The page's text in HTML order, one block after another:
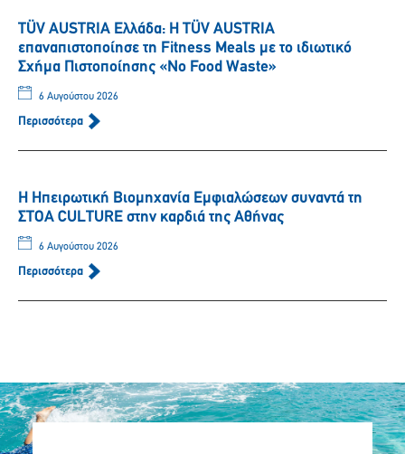
TÜV AUSTRIA Ελλάδα: Η TÜV AUSTRIA
επαναπιστοποίησε τη Fitness Meals με το ιδιωτικό
Σχήμα Πιστοποίησης «No Food Waste»
6 Αυγούστου 2026
Περισσότερα
Η Ηπειρωτική Βιομηχανία Εμφιαλώσεων συναντά τη
ΣΤΟΑ CULTURE στην καρδιά της Αθήνας
6 Αυγούστου 2026
Περισσότερα